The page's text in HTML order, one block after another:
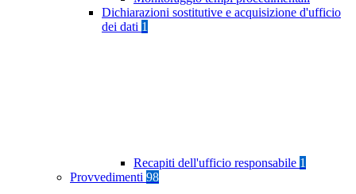
Dichiarazioni sostitutive e acquisizione d'ufficio
dei dati 1
Recapiti dell'ufficio responsabile 1
Provvedimenti 98